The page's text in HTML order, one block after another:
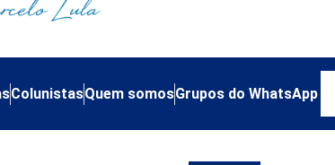
ColunistasQuem somosGrupos do WhatsApp